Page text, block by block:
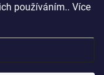
používáním.. Více
práva vyhrazena.